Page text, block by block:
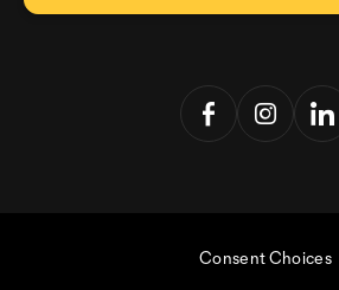
Consent Choices